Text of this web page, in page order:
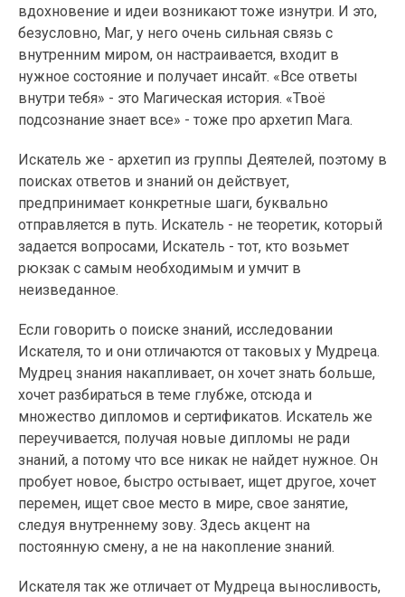
вдохновение и идеи возникают тоже изнутри. И это,
безусловно, Маг, у него очень сильная связь с
внутренним миром, он настраивается, входит в
нужное состояние и получает инсайт. «Все ответы
внутри тебя» - это Магическая история. «Твоё
подсознание знает все» - тоже про архетип Мага.
Искатель же - архетип из группы Деятелей, поэтому в
поисках ответов и знаний он действует,
предпринимает конкретные шаги, буквально
отправляется в путь. Искатель - не теоретик, который
задается вопросами, Искатель - тот, кто возьмет
рюкзак с самым необходимым и умчит в
неизведанное.
Если говорить о поиске знаний, исследовании
Искателя, то и они отличаются от таковых у Мудреца.
Мудрец знания накапливает, он хочет знать больше,
хочет разбираться в теме глубже, отсюда и
множество дипломов и сертификатов. Искатель же
переучивается, получая новые дипломы не ради
знаний, а потому что все никак не найдет нужное. Он
пробует новое, быстро остывает, ищет другое, хочет
перемен, ищет свое место в мире, свое занятие,
следуя внутреннему зову. Здесь акцент на
постоянную смену, а не на накопление знаний.
Искателя так же отличает от Мудреца выносливость,